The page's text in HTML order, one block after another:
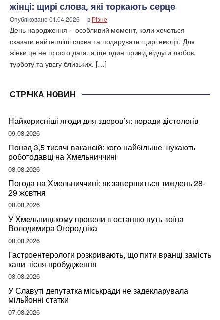
жінці: щирі слова, які торкають серце
Опубліковано01.04.2026 в Різне
День народження – особливий момент, коли хочеться
сказати найтепліші слова та подарувати щирі емоції. Для
жінки це не просто дата, а ще один привід відчути любов,
турботу та увагу близьких. […]
СТРІЧКА НОВИН
Найкорисніші ягоди для здоров’я: поради дієтологів
09.08.2026
Понад 3,5 тисячі вакансій: кого найбільше шукають
роботодавці на Хмельниччині
08.08.2026
Погода на Хмельниччині: як завершиться тиждень 28-
29 жовтня
08.08.2026
У Хмельницькому провели в останню путь воїна
Володимира Огородніка
08.08.2026
Гастроентерологи розкривають, що пити вранці замість
кави після пробудження
08.08.2026
У Славуті депутатка міськради не задекларувала
мільйонні статки
07.08.2026